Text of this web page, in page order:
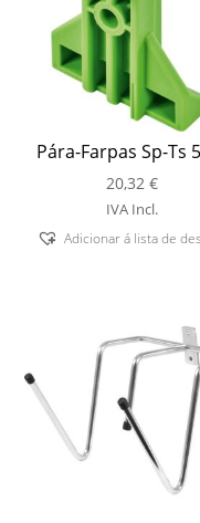
Pára-Farpas Sp-Ts
20,32 €
IVA Incl.
Adicionar á lista de